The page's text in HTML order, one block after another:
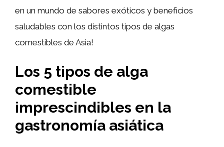
en un mundo de sabores exóticos y beneficios
saludables con los distintos tipos de algas
comestibles de Asia!
Los 5 tipos de alga
comestible
imprescindibles en la
gastronomía asiática